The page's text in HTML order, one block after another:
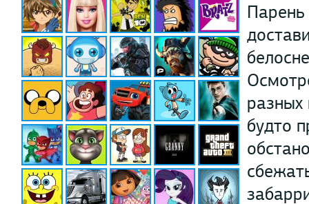
Парень
разных
будто